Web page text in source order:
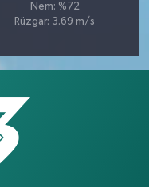
Nem: %72
Rüzgar: 3.69 m/s